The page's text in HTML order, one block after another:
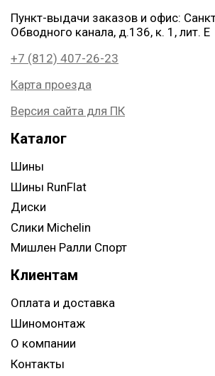
Пункт-выдачи заказов и офис:
Обводного канала, д.136, к. 1, лит. Е
+7 (812) 407-26-23
Карта проезда
Версия сайта для ПК
Каталог
Шины
Шины RunFlat
Диски
Слики Michelin
Мишлен Ралли Спорт
Клиентам
Оплата и доставка
Шиномонтаж
О компании
Контакты